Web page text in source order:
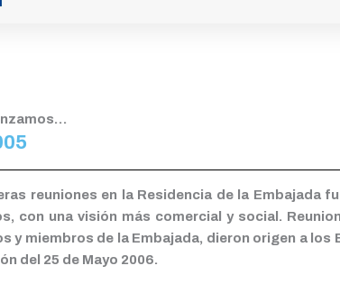
reuniones en la Residencia de la
con una visión más comercial y social.
y miembros de la Embajada, dieron origen a
del 25 de Mayo 2006.